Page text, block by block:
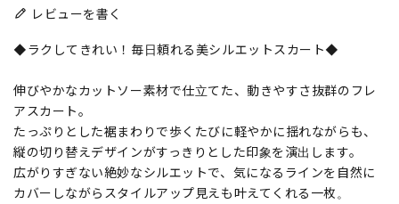
レビューを書く
◆ラクしてきれい！毎日頼れる美シルエットスカート◆
伸びやかなカットソー素材で仕立てた、動きやすさ抜群のフレ
アスカート。
たっぷりとした裾まわりで歩くたびに軽やかに揺れながらも、
縦の切り替えデザインがすっきりとした印象を演出します。
広がりすぎない絶妙なシルエットで、気になるラインを自然に
カバーしながらスタイルアップ見えも叶えてくれる一枚。